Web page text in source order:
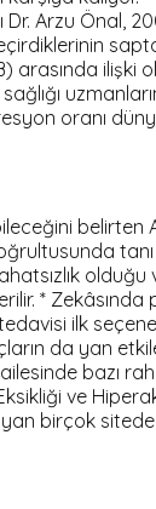
Arzu Önal,
arasında ilişki
oranı
belirten
tanı
*
ilk
da
bazı
ve
birçok